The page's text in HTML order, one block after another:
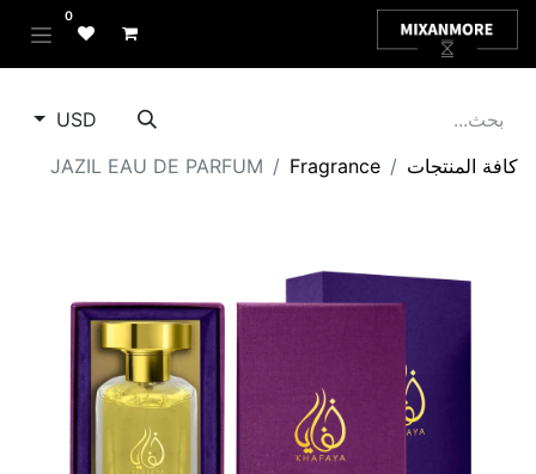
0
USD
كافة المنتجات
Fragrance
JAZIL EAU DE PARFUM